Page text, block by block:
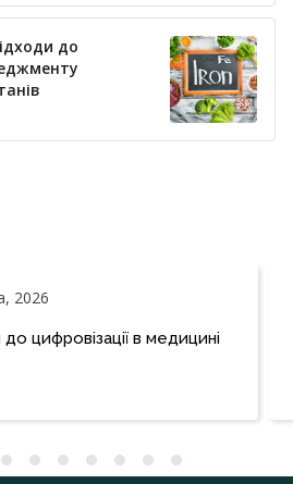
до
2026
цифровізації в медицині